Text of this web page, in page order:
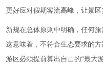
更好应对假期客流高峰，让景
新规在总体原则中明确，任何
这意味着，不符合生态要求的
游区必须提前算出自己的“最大